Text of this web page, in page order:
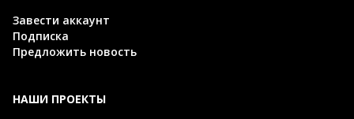
Завести аккаунт
Подписка
Предложить новость
НАШИ ПРОЕКТЫ